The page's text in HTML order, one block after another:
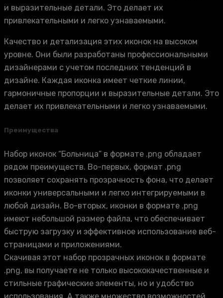
и выразительные детали. Это делает их
привлекательными и легко узнаваемыми.
Качество и детализация этих иконок на высоком
уровне. Они были разработаны профессиональными
дизайнерами с учетом последних тенденций в
дизайне. Каждая иконка имеет четкие линии,
гармоничные пропорции и выразительные детали. Это
делает их привлекательными и легко узнаваемыми.
Преимущества
Набор иконок “Больница” в формате .png обладает
рядом преимуществ. Во-первых, формат .png
позволяет сохранять прозрачность фона, что делает
иконки универсальными и легко интегрируемыми в
любой дизайн. Во-вторых, иконки в формате .png
имеют небольшой размер файла, что обеспечивает
быструю загрузку и эффективное использование веб-
страницами и приложениями.
Скачивая этот набор прозрачных иконок в формате
.png, вы получаете не только высококачественные и
стильные графические элементы, но и удобство